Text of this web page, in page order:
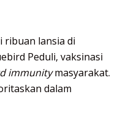
ribuan lansia di
Peduli, vaksinasi
immunitymasyarakat.
dalam